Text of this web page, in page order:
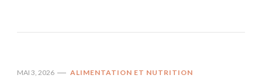
MAI 3, 2026 ALIMENTATION ET NUTRITION